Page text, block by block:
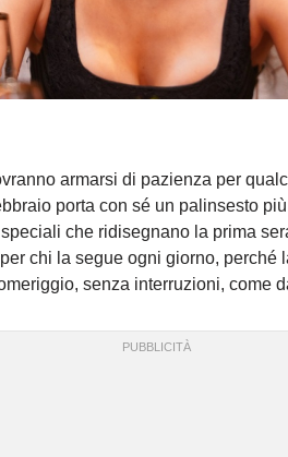
armarsi di pazienza per
porta con sé un palinsesto
che ridisegnano la prima
chi la segue ogni giorno, perché
senza interruzioni, come